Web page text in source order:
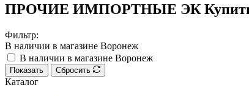
ПРОЧИЕ ИМПОРТНЫЕ ЭК Купить
Фильтр:
В наличии в магазине Воронеж
В наличии в магазине Воронеж
Показать Сбросить
Каталог